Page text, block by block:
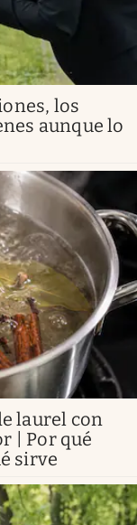
los
aunque lo
laurel con
| Por qué
sirve